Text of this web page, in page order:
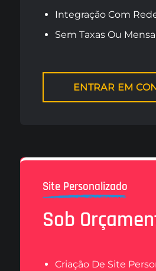
Integração Com
Sem Taxas Ou
ENTRAR EM
Site Personalizado
Sob
Criação De Site